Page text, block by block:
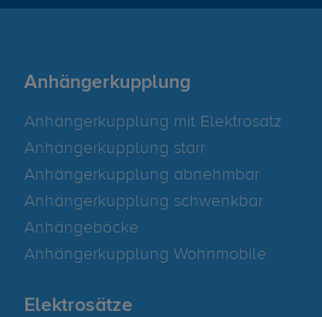
Anhängerkupplung
Anhängerkupplung mit Elektrosatz
Anhängerkupplung starr
Anhängerkupplung abnehmbar
Anhängerkupplung schwenkbar
Anhängeböcke
Anhängerkupplung Wohnmobile
Elektrosätze